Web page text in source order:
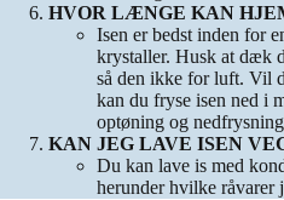
HVOR LÆNGE KAN
Isen er bedst inden for
krystaller. Husk at dæk
så den ikke for luft. Vil
kan du fryse isen ned i
optøning og
KAN JEG LAVE ISEN
Du kan lave is med
herunder hvilke råvarer